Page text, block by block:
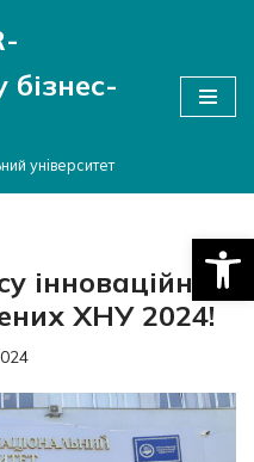
бізнес-
університет
інноваційних
ХНУ 2024!